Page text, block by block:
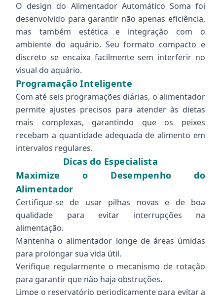
O design do Alimentador Automático Soma foi
desenvolvido para garantir não apenas eficiência,
mas também estética e integração com o
ambiente do aquário. Seu formato compacto e
discreto se encaixa facilmente sem interferir no
visual do aquário.
Programação Inteligente
Com até seis programações diárias, o alimentador
permite ajustes precisos para atender às dietas
mais complexas, garantindo que os peixes
recebam a quantidade adequada de alimento em
intervalos regulares.
Dicas do Especialista
Maximize o Desempenho do
Alimentador
Certifique-se de usar pilhas novas e de boa
qualidade para evitar interrupções na
alimentação.
Mantenha o alimentador longe de áreas úmidas
para prolongar sua vida útil.
Verifique regularmente o mecanismo de rotação
para garantir que não haja obstruções.
Limpe o reservatório periodicamente para evitar a